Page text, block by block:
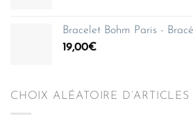
Bracelet Bohm Paris -
19,00€
CHOIX ALÉATOIRE D’ARTICLES